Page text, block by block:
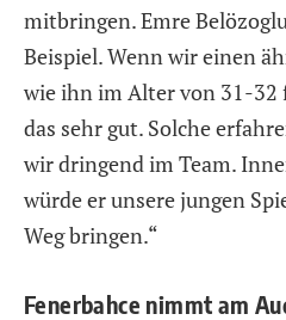
mitbringen. Emre
Beispiel. Wenn wir einen
wie ihn im Alter von 31-32
das sehr gut. Solche
wir dringend im Team.
würde er unsere jungen
Weg bringen.“
Fenerbahce nimmt am